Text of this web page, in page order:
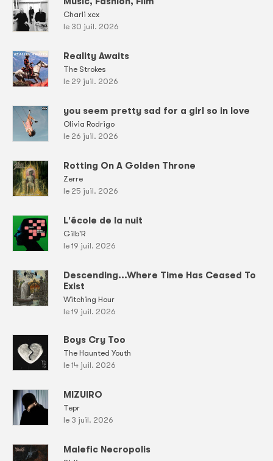
Charli xcx
le 30 juil. 2026
Reality Awaits
The Strokes
le 29 juil. 2026
you seem pretty sad for a girl so in love
Olivia Rodrigo
le 26 juil. 2026
Rotting On A Golden Throne
Zerre
le 25 juil. 2026
L'école de la nuit
Gilb'R
le 19 juil. 2026
Descending...Where Time Has Ceased To
Exist
Witching Hour
le 19 juil. 2026
Boys Cry Too
The Haunted Youth
le 14 juil. 2026
MIZUIRO
Tepr
le 3 juil. 2026
Malefic Necropolis